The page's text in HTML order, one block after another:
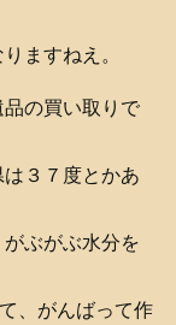
ますねえ。
の買い取りで
３７度とかあ
ぶがぶ水分を
、がんばって作